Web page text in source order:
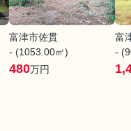
富津市佐貫
- (1053.00㎡)
480万円
富
-